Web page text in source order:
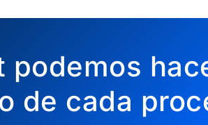
podemos
de cada